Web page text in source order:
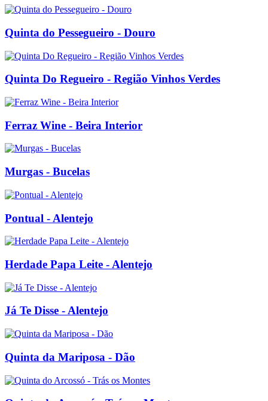
Quinta do Pessegueiro - Douro
Quinta Do Regueiro - Região Vinhos Verdes
Ferraz Wine - Beira Interior
Murgas - Bucelas
Pontual - Alentejo
Herdade Papa Leite - Alentejo
Já Te Disse - Alentejo
Quinta da Mariposa - Dão